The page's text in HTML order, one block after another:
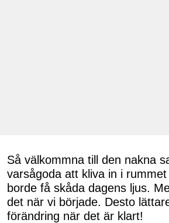
Så välkommna till den nakna
varsågoda att kliva in i
borde få skåda dagens ljus.
det när vi började. Desto
förändring när det är klart!